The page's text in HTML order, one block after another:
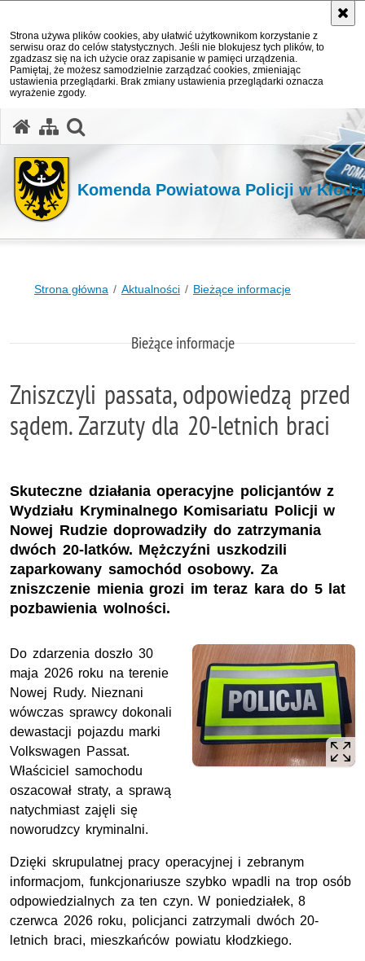
Strona używa plików cookies, aby ułatwić użytkownikom korzystanie z
serwisu oraz do celów statystycznych. Jeśli nie blokujesz tych plików, to
zgadzasz się na ich użycie oraz zapisanie w pamięci urządzenia.
Pamiętaj, że możesz samodzielnie zarządzać cookies, zmieniając
ustawienia przeglądarki. Brak zmiany ustawienia przeglądarki oznacza
wyrażenie zgody.
Komenda Powiatowa Policji w
Strona główna Aktualności Bieżące informacje
Bieżące informacje
Zniszczyli passata, odpowiedzą przed
sądem. Zarzuty dla 20-letnich braci
Skuteczne działania operacyjne policjantów z
Wydziału Kryminalnego Komisariatu Policji w
Nowej Rudzie doprowadziły do zatrzymania
dwóch 20-latków. Mężczyźni uszkodzili
zaparkowany samochód osobowy. Za
zniszczenie mienia grozi im teraz kara do 5 lat
pozbawienia wolności.
Do zdarzenia doszło 30
maja 2026 roku na terenie
Nowej Rudy. Nieznani
wówczas sprawcy dokonali
dewastacji pojazdu marki
Volkswagen Passat.
Właściciel samochodu
oszacował straty, a sprawą
natychmiast zajęli się
noworudzcy kryminalni.
Dzięki skrupulatnej pracy operacyjnej i zebranym
informacjom, funkcjonariusze szybko wpadli na trop osób
odpowiedzialnych za ten czyn. W poniedziałek, 8
czerwca 2026 roku, policjanci zatrzymali dwóch 20-
letnich braci, mieszkańców powiatu kłodzkiego.